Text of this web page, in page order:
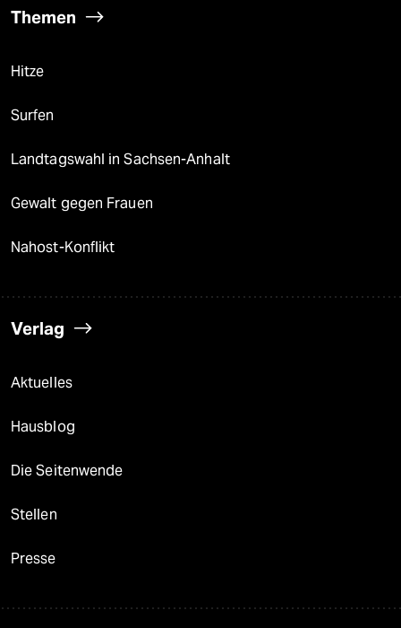
Themen
Hitze
Surfen
Landtagswahl in Sachsen-Anhalt
Gewalt gegen Frauen
Nahost-Konflikt
Verlag
Aktuelles
Hausblog
Die Seitenwende
Stellen
Presse